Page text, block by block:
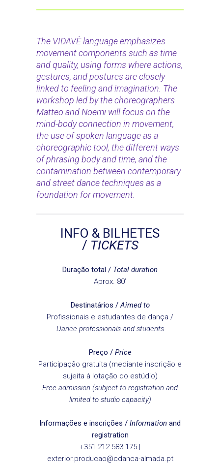
The VIDAVÈ language emphasizes
movement components such as time
and quality, using forms where actions,
gestures, and postures are closely
linked to feeling and imagination. The
workshop led by the choreographers
Matteo and Noemi will focus on the
mind-body connection in movement,
the use of spoken language as a
choreographic tool, the different ways
of phrasing body and time, and the
contamination between contemporary
and street dance techniques as a
foundation for movement.
INFO & BILHETES
/ TICKETS
Duração total / Total duration
Aprox. 80’
Destinatários /Aimed to
Profissionais e estudantes de dança /
Dance professionals and students
Preço / Price
Participação gratuita (mediante inscrição e
sujeita à lotação do estúdio)
Free admission (subject to registration and
limited to studio capacity)
Informações e inscrições / Information and
registration
+351 212 583 175 |
exterior.producao@cdanca-almada.pt